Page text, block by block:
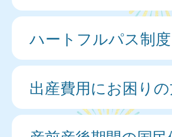
ハートフルパス制度
出産費用にお困り